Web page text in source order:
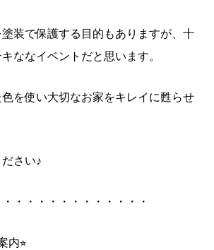
装で保護する目的もありますが、十
ななイベントだと思います。
を使い大切なお家をキレイに甦らせ
さい♪
・・・・・・・・・・・・
内⭐︎